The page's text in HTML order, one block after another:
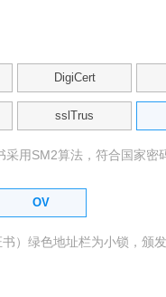
DigiCert
sslTrus
采用SM2算法，符合国家密
OV
）绿色地址栏为小锁，颁